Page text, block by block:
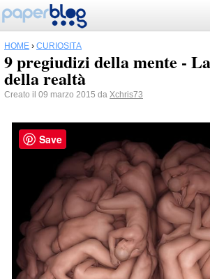
HOME › CURIOSITÀ
9 pregiudizi della mente -
della realtà
Creato il 09 marzo 2015 da Xchris73
Save